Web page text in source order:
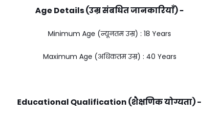
Age Details (उम्र संबधित जानकारियाँ) -
Minimum Age (न्यूनतम उम्र) : 18 Years
Maximum Age (अधिकतम उम्र) : 40 Years
Educational Qualification (शैक्षणिक योग्यता) -